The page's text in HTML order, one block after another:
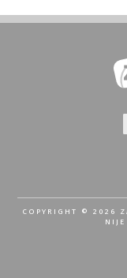
COPYRIGHT © 2026